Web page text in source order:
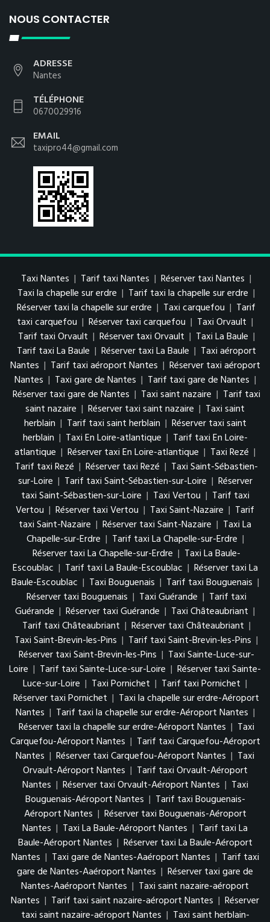
NOUS CONTACTER
ADRESSE
Nantes
TÉLÉPHONE
0670029916
EMAIL
taxipro44@gmail.com
Taxi Nantes | Tarif taxi Nantes | Réserver taxi Nantes |
Taxi la chapelle sur erdre | Tarif taxi la chapelle sur erdre |
Réserver taxi la chapelle sur erdre | Taxi carquefou | Tarif
taxi carquefou | Réserver taxi carquefou | Taxi Orvault |
Tarif taxi Orvault | Réserver taxi Orvault | Taxi La Baule |
Tarif taxi La Baule | Réserver taxi La Baule | Taxi aéroport
Nantes | Tarif taxi aéroport Nantes | Réserver taxi aéroport
Nantes | Taxi gare de Nantes | Tarif taxi gare de Nantes |
Réserver taxi gare de Nantes | Taxi saint nazaire | Tarif taxi
saint nazaire | Réserver taxi saint nazaire | Taxi saint
herblain | Tarif taxi saint herblain | Réserver taxi saint
herblain | Taxi En Loire-atlantique | Tarif taxi En Loire-
atlantique | Réserver taxi En Loire-atlantique | Taxi Rezé |
Tarif taxi Rezé | Réserver taxi Rezé | Taxi Saint-Sébastien-
sur-Loire | Tarif taxi Saint-Sébastien-sur-Loire | Réserver
taxi Saint-Sébastien-sur-Loire | Taxi Vertou | Tarif taxi
Vertou | Réserver taxi Vertou | Taxi Saint-Nazaire | Tarif
taxi Saint-Nazaire | Réserver taxi Saint-Nazaire | Taxi La
Chapelle-sur-Erdre | Tarif taxi La Chapelle-sur-Erdre |
Réserver taxi La Chapelle-sur-Erdre | Taxi La Baule-
Escoublac | Tarif taxi La Baule-Escoublac | Réserver taxi La
Baule-Escoublac | Taxi Bouguenais | Tarif taxi Bouguenais |
Réserver taxi Bouguenais | Taxi Guérande | Tarif taxi
Guérande | Réserver taxi Guérande | Taxi Châteaubriant |
Tarif taxi Châteaubriant | Réserver taxi Châteaubriant |
Taxi Saint-Brevin-les-Pins | Tarif taxi Saint-Brevin-les-Pins |
Réserver taxi Saint-Brevin-les-Pins | Taxi Sainte-Luce-sur-
Loire | Tarif taxi Sainte-Luce-sur-Loire | Réserver taxi Sainte-
Luce-sur-Loire | Taxi Pornichet | Tarif taxi Pornichet |
Réserver taxi Pornichet | Taxi la chapelle sur erdre-Aéroport
Nantes | Tarif taxi la chapelle sur erdre-Aéroport Nantes |
Réserver taxi la chapelle sur erdre-Aéroport Nantes | Taxi
Carquefou-Aéroport Nantes | Tarif taxi Carquefou-Aéroport
Nantes | Réserver taxi Carquefou-Aéroport Nantes | Taxi
Orvault-Aéroport Nantes | Tarif taxi Orvault-Aéroport
Nantes | Réserver taxi Orvault-Aéroport Nantes | Taxi
Bouguenais-Aéroport Nantes | Tarif taxi Bouguenais-
Aéroport Nantes | Réserver taxi Bouguenais-Aéroport
Nantes | Taxi La Baule-Aéroport Nantes | Tarif taxi La
Baule-Aéroport Nantes | Réserver taxi La Baule-Aéroport
Nantes | Taxi gare de Nantes-Aaéroport Nantes | Tarif taxi
gare de Nantes-Aaéroport Nantes | Réserver taxi gare de
Nantes-Aaéroport Nantes | Taxi saint nazaire-aéroport
Nantes | Tarif taxi saint nazaire-aéroport Nantes | Réserver
taxi saint nazaire-aéroport Nantes | Taxi saint herblain-